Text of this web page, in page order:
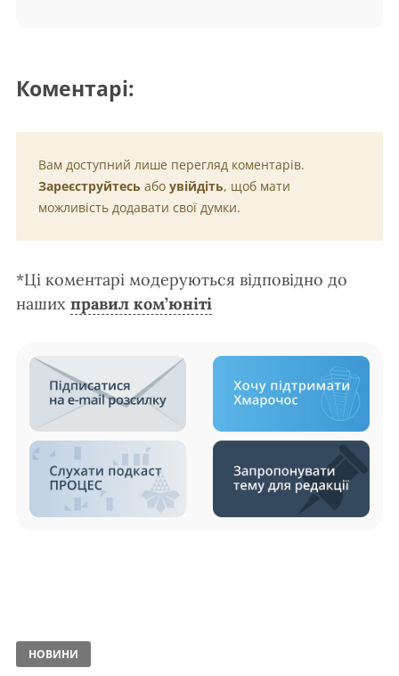
Коментарі:
Вам доступний лише перегляд коментарів.
Зареєструйтесь або увійдіть, щоб мати
можливість додавати свої думки.
*Ці коментарі модеруються відповідно до
наших правил ком’юніті
НОВИНИ